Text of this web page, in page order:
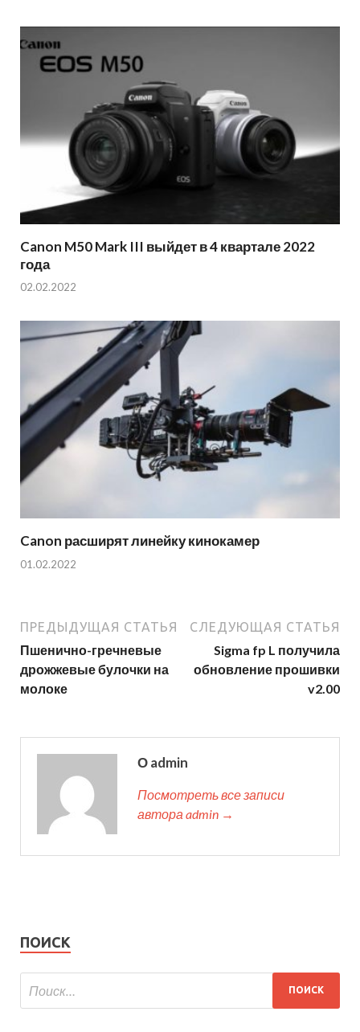
Canon M50 Mark III выйдет в 4 квартале 2022
года
02.02.2022
Canon расширят линейку кинокамер
01.02.2022
ПРЕДЫДУЩАЯ СТАТЬЯ
Пшенично-гречневые
дрожжевые булочки на
молоке
СЛЕДУЮЩАЯ СТАТЬЯ
Sigma fp L получила
обновление прошивки
v2.00
О admin
Посмотреть все записи
автора admin →
ПОИСК